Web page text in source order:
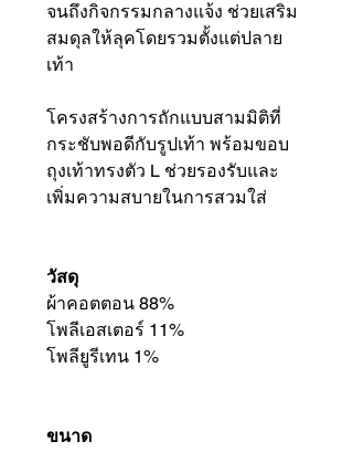
จนถึงกิจกรรมกลางแจ้ง ช่วยเสริม
สมดุลให้ลุคโดยรวมตั้งแต่ปลาย
เท้า
โครงสร้างการถักแบบสามมิติที่
กระชับพอดีกับรูปเท้า พร้อมขอบ
ถุงเท้าทรงตัว L ช่วยรองรับและ
เพิ่มความสบายในการสวมใส่
วัสดุ
ผ้าคอตตอน 88%
โพลีเอสเตอร์ 11%
โพลียูรีเทน 1%
ขนาด